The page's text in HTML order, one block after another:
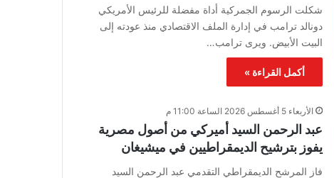
شكلت الرسوم الجمركية أداة مفضلة للرئيس الأمريكي
دونالد ترامب في إدارة الملف الاقتصادي منذ عودته إلى
البيت الأبيض. ويرى ترامب…
أكمل القراءة »
الأربعاء 5 أغسطس 2026 الساعة 11:00 م
عبد الرحمن السيد أميركي من أصول مصرية
يفوز بترشيح الديمقراطيين في ميشيغان
فاز المرشح الديمقراطي التقدمي عبد الرحمن السيد